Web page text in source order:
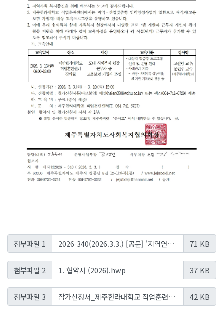
첨부파일 1 2026-340(2026.3.3.) [공문] '지역연계형 교육과정 - 사회복지분야 심리.정서지원과정' 신청안내.pdf 71 KB
첨부파일 2 1. 협약서 (2026).hwp 37 KB
첨부파일 3 참가신청서_제주한라대학교 직업훈련센터_사회복지.xls 42 KB